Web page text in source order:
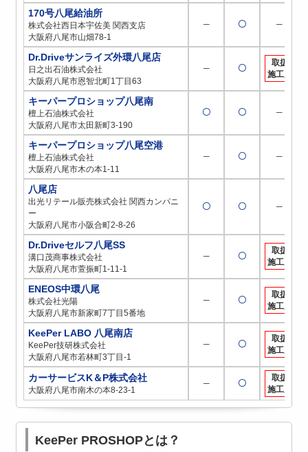
170号八尾給油所
株式会社西日本宇佐美 関西支店
大阪府八尾市山畑78-1
─ 〇 ─
Dr.Driveサンライズ外環八尾店
日之出石油株式会社
大阪府八尾市恩智北町1丁目63
─ 〇
取扱
施工店
キーパープロショップ八尾南
檀上石油株式会社
大阪府八尾市太田新町3-190
〇 〇 ─
キーパープロショップ八尾空港
檀上石油株式会社
大阪府八尾市木の本1-11
─ 〇 ─
八尾店
出光リテール販売株式会社 関西カンパニ
ー
大阪府八尾市小阪合町2-8-26
〇 〇 ─
Dr.Driveセルフ八尾SS
溝口茂商事株式会社
大阪府八尾市萱振町1-11-1
─ 〇
取扱
施工店
ENEOS中環八尾
株式会社光陽
大阪府八尾市新家町7丁目5番地
─ 〇
取扱
施工店
KeePer LABO 八尾南店
KeePer技研株式会社
大阪府八尾市若林町3丁目-1
─ 〇
取扱
施工店
カーサービスK＆P株式会社
大阪府八尾市南木の本8-23-1
─ 〇
取扱
施工店
KeePer PROSHOPとは？